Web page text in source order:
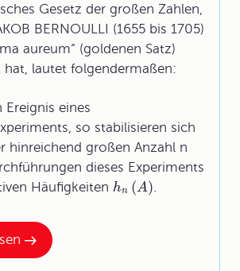
Gesetz der großen Zahlen
BERNOULLI (1655 bis 1705)
aureum“ (goldenen Satz)
hat, lautet folgendermaßen:
Ereignis eines
so stabilisieren sich
hinreichend großen Anzahl n
dieses Experiments
Häufigkeiten hn (A)